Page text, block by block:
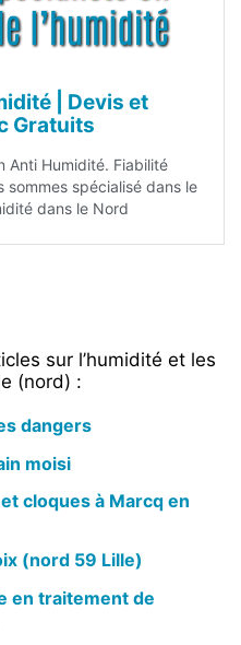
| Devis et
Gratuits
Anti Humidité. Fiabilité
sommes spécialisé dans le
dans le Nord
sur l’humidité et les
(nord) :
dangers
moisi
cloques à Marcq en
(nord 59 Lille)
en traitement de